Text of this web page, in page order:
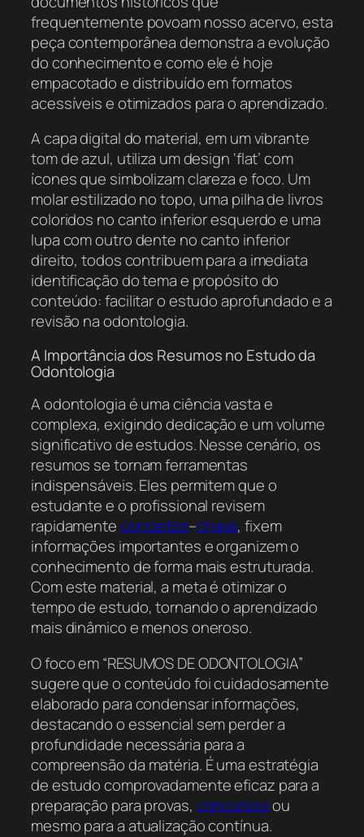
frequentemente povoam nosso acervo, esta
peça contemporânea demonstra a evolução
do conhecimento e como ele é hoje
empacotado e distribuído em formatos
acessíveis e otimizados para o aprendizado.
A capa digital do material, em um vibrante
tom de azul, utiliza um design ‘flat’ com
ícones que simbolizam clareza e foco. Um
molar estilizado no topo, uma pilha de livros
coloridos no canto inferior esquerdo e uma
lupa com outro dente no canto inferior
direito, todos contribuem para a imediata
identificação do tema e propósito do
conteúdo: facilitar o estudo aprofundado e a
revisão na odontologia.
A Importância dos Resumos no Estudo da
Odontologia
A odontologia é uma ciência vasta e
complexa, exigindo dedicação e um volume
significativo de estudos. Nesse cenário, os
resumos se tornam ferramentas
indispensáveis. Eles permitem que o
estudante e o profissional revisem
rapidamenteconceitos–chave, fixem
informações importantes e organizem o
conhecimento de forma mais estruturada.
Com este material, a meta é otimizar o
tempo de estudo, tornando o aprendizado
mais dinâmico e menos oneroso.
O foco em “RESUMOS DE ODONTOLOGIA”
sugere que o conteúdo foi cuidadosamente
elaborado para condensar informações,
destacando o essencial sem perder a
profundidade necessária para a
compreensão da matéria. É uma estratégia
de estudo comprovadamente eficaz para a
preparação para provas, concursosou
mesmo para a atualização contínua.